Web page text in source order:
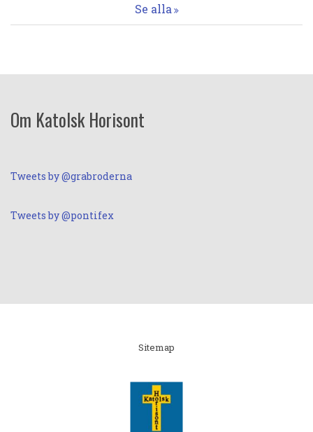
Se alla
Om Katolsk Horisont
Tweets by @grabroderna
Tweets by @pontifex
Sitemap